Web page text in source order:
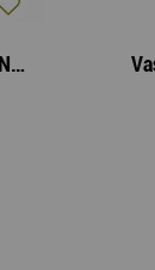
Cache Pot Bois Feuille 8,5x8,5 H9 Naturel